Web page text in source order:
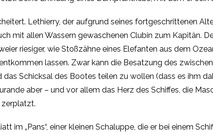
Lethierry, der aufgrund seines fortgeschrittenen
mit allen Wassern gewaschenen Clubin zum Kapitän.
riesiger, wie Stoßzähne eines Elefanten aus dem
lassen. Zwar kann die Besatzung des
Schicksal des Bootes teilen zu wollen (dass es ihm
aber – und vor allem das Herz des Schiffes, die
im „Pans“, einer kleinen Schaluppe, die er bei einem